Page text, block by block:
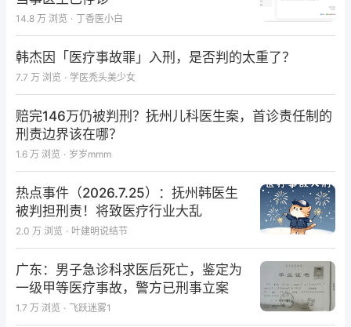
14.8 万 浏览 · 丁香医小白
韩杰因「医疗事故罪」入刑，是否判的太重了？
7.7 万 浏览 · 学医秃头美少女
赔完146万仍被判刑？抚州儿科医生案，首诊责任制的
刑责边界该在哪？
1.6 万 浏览 · 岁岁mmm
热点事件（2026.7.25）：抚州韩医生
被判担刑责！将致医疗行业大乱
2.0 万 浏览 · 叶建明说结节
广东：男子急诊科求医后死亡，鉴定为
一级甲等医疗事故，警方已刑事立案
1.7 万 浏览 · 飞跃迷雾1